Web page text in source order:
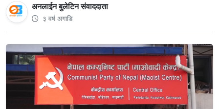
अनलाईन बुलेटिन संवाददाता
३ वर्ष अगाडि